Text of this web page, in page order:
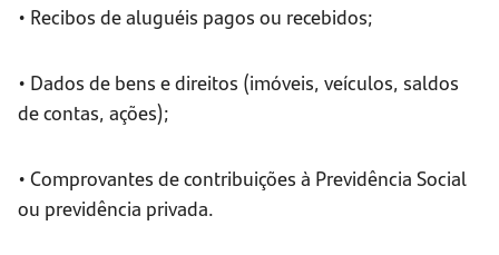
• Recibos de aluguéis pagos ou recebidos;
• Dados de bens e direitos (imóveis, veículos, saldos
de contas, ações);
• Comprovantes de contribuições à Previdência Social
ou previdência privada.